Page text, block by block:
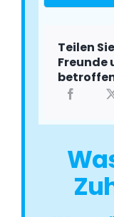
Teilen
Freunde